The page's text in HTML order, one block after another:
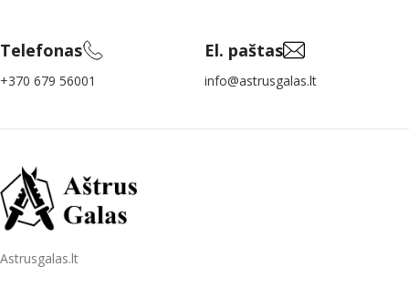
Telefonas
+370 679 56001
El. paštas
info@astrusgalas.lt
Astrusgalas.lt